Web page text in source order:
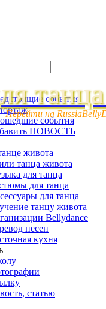
Перейти на
события
события
НОВОСТЬ
живота
танца живота
для танца
для танца
для танца
танцу живота
Bellydance
песен
кухня
статью